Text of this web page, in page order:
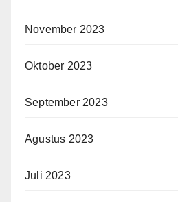
November 2023
Oktober 2023
September 2023
Agustus 2023
Juli 2023